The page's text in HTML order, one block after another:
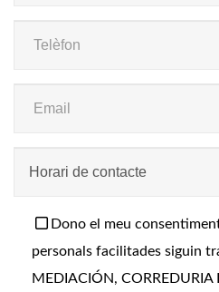
Dono el meu
personals facilitades siguin
MEDIACIÓN, CORREDURIA